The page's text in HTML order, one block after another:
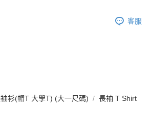
客服
袖衫(帽T 大學T) (大一尺碼) 長袖 T Shirt